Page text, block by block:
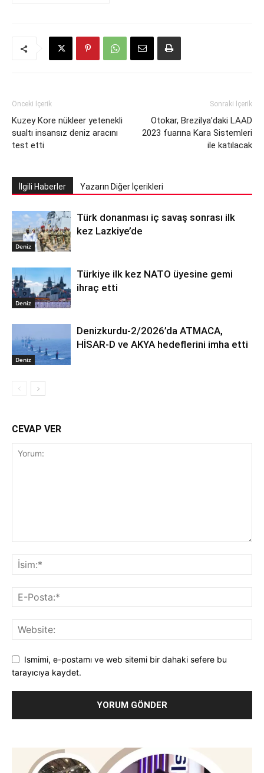
Önceki İçerik
Kuzey Kore nükleer yetenekli
sualtı insansız deniz aracını
test etti
Sonraki İçerik
Otokar, Brezilya’daki LAAD
2023 fuarına Kara Sistemleri
ile katılacak
İlgili Haberler Yazarın Diğer İçerikleri
Deniz
Türk donanması iç savaş sonrası ilk
kez Lazkiye’de
Deniz
Türkiye ilk kez NATO üyesine gemi
ihraç etti
Deniz
Denizkurdu-2/2026’da ATMACA,
HİSAR-D ve AKYA hedeflerini imha etti
CEVAP VER
Ismimi, e-postamı ve web sitemi bir dahaki sefere bu
tarayıcıya kaydet.